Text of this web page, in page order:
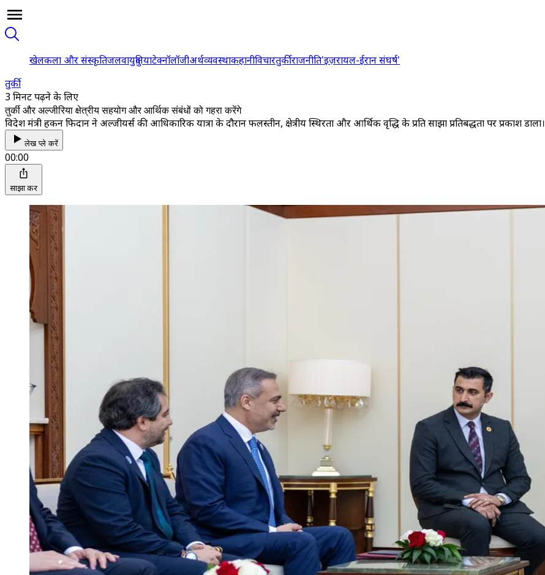
खेलकला और संस्कृतिजलवायुदुनियाटेक्नॉलॉजीअर्थव्यवस्थाकहानीविचारतुर्कीराजनीति'इज़रायल-ईरान संघर्ष'
तुर्की
3 मिनट पढ़ने के लिए
तुर्की और अल्जीरिया क्षेत्रीय सहयोग और आर्थिक संबंधों को गहरा करेंगे
विदेश मंत्री हकन फिदान ने अल्जीयर्स की आधिकारिक यात्रा के दौरान फलस्तीन, क्षेत्रीय स्थिरता और आर्थिक वृद्धि के प्रति साझा प्रतिबद्धता पर प्रकाश डाला।
लेख प्ले करें
00:00
साझा करें